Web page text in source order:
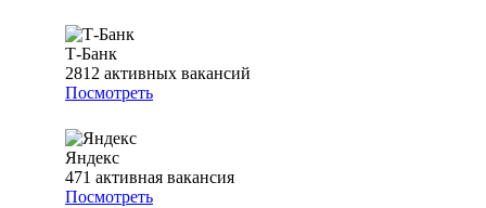
Т-Банк
2812 активных вакансий
Посмотреть
Яндекс
471 активная вакансия
Посмотреть